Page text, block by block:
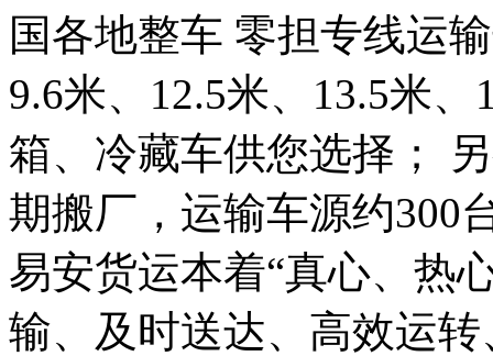
国各地整车 零担专线运
9.6米、12.5米、13.5米
箱、冷藏车供您选择；
期搬厂，运输车源约300
易安货运本着“真心、热
输、及时送达、高效运